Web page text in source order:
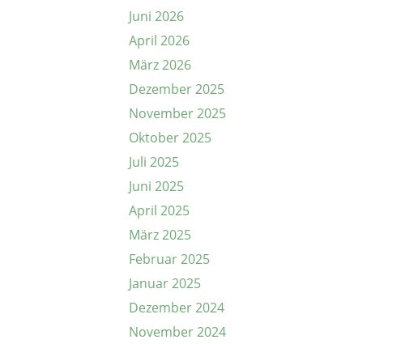
Juni 2026
April 2026
März 2026
Dezember 2025
November 2025
Oktober 2025
Juli 2025
Juni 2025
April 2025
März 2025
Februar 2025
Januar 2025
Dezember 2024
November 2024